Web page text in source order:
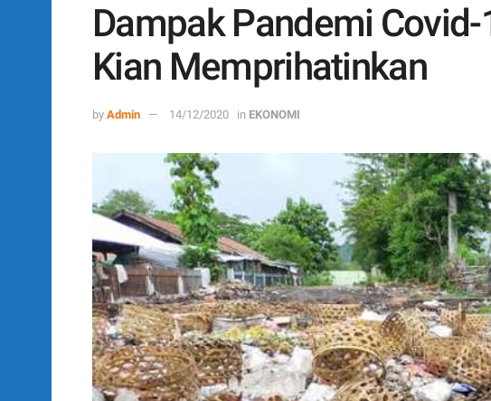
Dampak Pandemi
Kian Memprihatinkan
by Admin 14/12/2020 in EKONOMI